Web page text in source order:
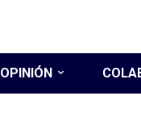
OPINIÓN